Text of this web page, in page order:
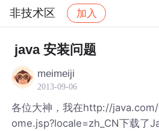
非技术区 加入
社区 非技术区
java 安装问题
meimeiji
2013-09-06
各位大神，我在http://
ome.jsp?locale=zh_CN下载了